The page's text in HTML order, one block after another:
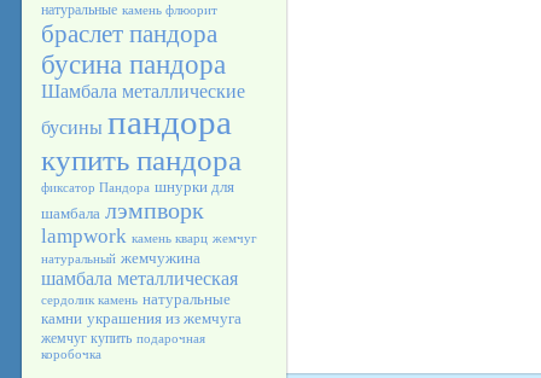
натуральные камень флюорит
браслет пандора
бусина пандора
Шамбала металлические
бусины пандора
купить пандора
фиксатор Пандора шнурки для
шамбала лэмпворк
lampwork камень кварц жемчуг
натуральный жемчужина
шамбала металлическая
сердолик камень натуральные
камни украшения из жемчуга
жемчуг купить подарочная
коробочка